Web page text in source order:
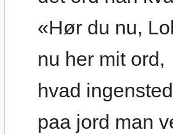
«Hør du nu,
nu her mit ord,
hvad
paa jord man